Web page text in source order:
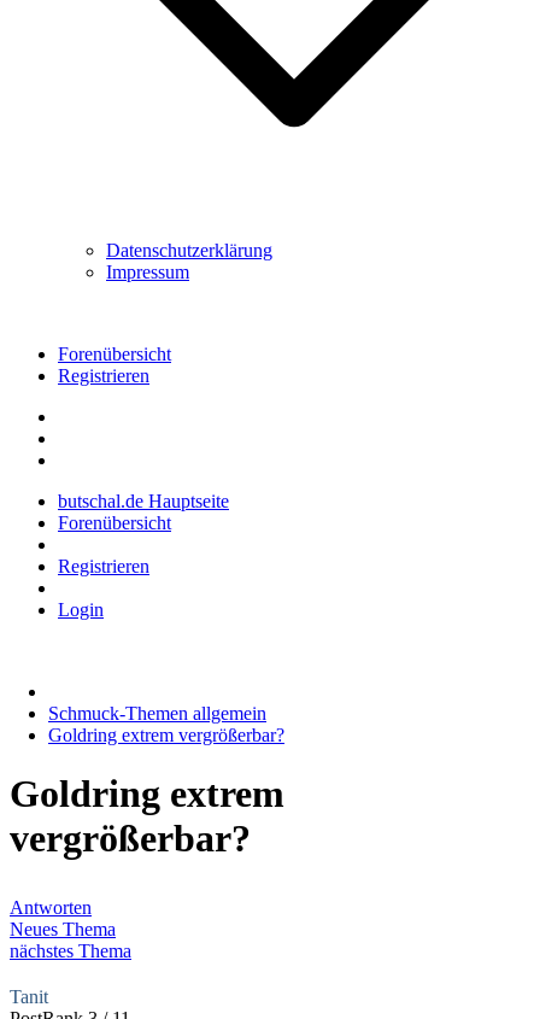
Datenschutzerklärung
Impressum
Forenübersicht
Registrieren
butschal.de Hauptseite
Forenübersicht
Registrieren
Login
Schmuck-Themen allgemein
Goldring extrem vergrößerbar?
Goldring extrem
vergrößerbar?
Antworten
Neues Thema
nächstes Thema
Tanit